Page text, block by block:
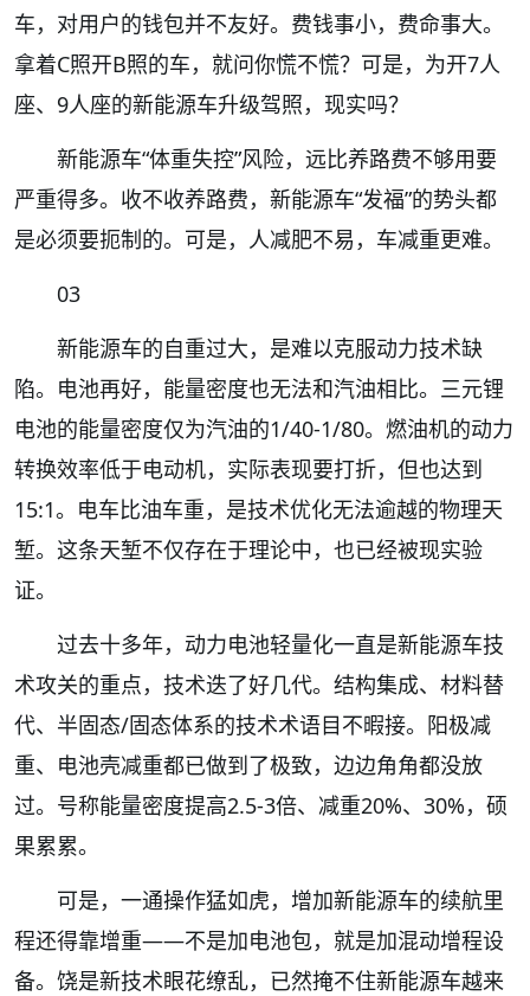
车，对用户的钱包并不友好。费钱事小，费命事大。
拿着C照开B照的车，就问你慌不慌？可是，为开7人
座、9人座的新能源车升级驾照，现实吗？
新能源车“体重失控”风险，远比养路费不够用要
严重得多。收不收养路费，新能源车“发福”的势头都
是必须要扼制的。可是，人减肥不易，车减重更难。
03
新能源车的自重过大，是难以克服动力技术缺
陷。电池再好，能量密度也无法和汽油相比。三元锂
电池的能量密度仅为汽油的1/40-1/80。燃油机的动力
转换效率低于电动机，实际表现要打折，但也达到
15:1。电车比油车重，是技术优化无法逾越的物理天
堑。这条天堑不仅存在于理论中，也已经被现实验
证。
过去十多年，动力电池轻量化一直是新能源车技
术攻关的重点，技术迭了好几代。结构集成、材料替
代、半固态/固态体系的技术术语目不暇接。阳极减
重、电池壳减重都已做到了极致，边边角角都没放
过。号称能量密度提高2.5-3倍、减重20%、30%，硕
果累累。
可是，一通操作猛如虎，增加新能源车的续航里
程还得靠增重——不是加电池包，就是加混动增程设
备。饶是新技术眼花缭乱，已然掩不住新能源车越来